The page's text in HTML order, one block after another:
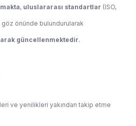
, uluslararası standartlar (ISO,
göz önünde bulundurularak
güncellenmektedir.
ve yenilikleri yakından takip etme